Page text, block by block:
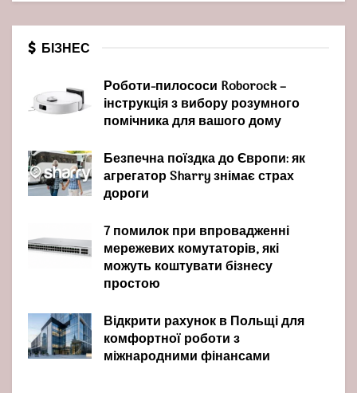
БІЗНЕС
Роботи-пилососи Roborock –
інструкція з вибору розумного
помічника для вашого дому
Безпечна поїздка до Європи: як
агрегатор Sharry знімає страх
дороги
7 помилок при впровадженні
мережевих комутаторів, які
можуть коштувати бізнесу
простою
Відкрити рахунок в Польщі для
комфортної роботи з
міжнародними фінансами